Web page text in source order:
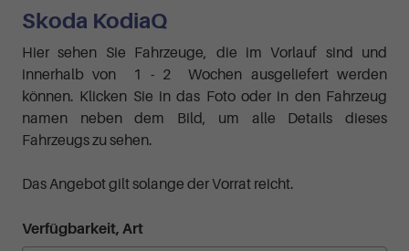
Skoda KodiaQ
Hier sehen Sie Fahrzeuge, die im Vorlauf sind und
innerhalb von 1 - 2 Wochen ausgeliefert werden
können. Klicken Sie in das Foto oder in den Fahrzeug
namen neben dem Bild, um alle Details dieses
Fahrzeugs zu sehen.
Das Angebot gilt solange der Vorrat reicht.
Verfügbarkeit, Art